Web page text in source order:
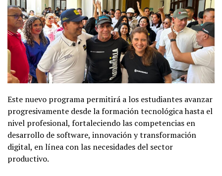
Este nuevo programa permitirá a los estudiantes avanzar
progresivamente desde la formación tecnológica hasta el
nivel profesional, fortaleciendo las competencias en
desarrollo de software, innovación y transformación
digital, en línea con las necesidades del sector
productivo.